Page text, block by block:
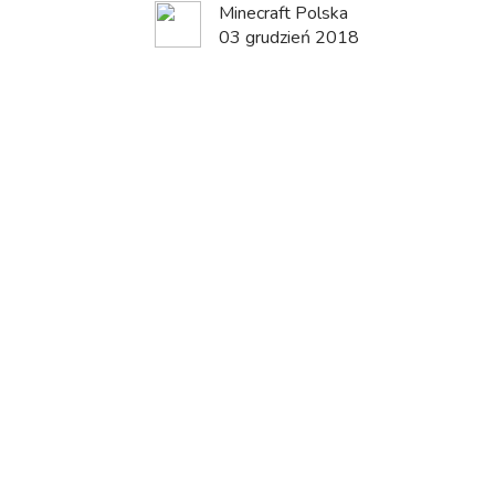
Minecraft Polska
03 grudzień 2018